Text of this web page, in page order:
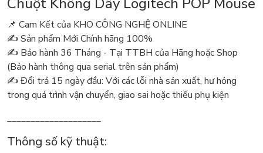
📌 Cam Kết của KHO CÔNG NGHỆ ONLINE
✍️ Sản phẩm Mới Chính hãng 100%
✍️ Bảo hành 36 Tháng - Tại TTBH của Hãng hoặc Shop
(Bảo hành thông qua serial trên sản phẩm)
✍️ Đổi trả 15 ngày đầu: Với các lỗi nhà sản xuất, hư hỏng
trong quá trình vận chuyển, giao sai hoặc thiếu phụ kiện
____________________
Thông số kỹ thuật: